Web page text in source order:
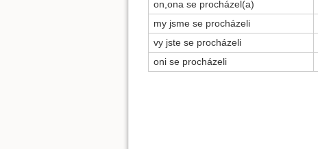
on,ona se procházel(a)
my jsme se procházeli
vy jste se procházeli
oni se procházeli